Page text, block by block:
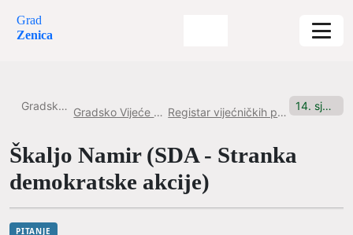
Grad
Zenica
Gradska uprava Gradsko Vijeće Grada Zenice Registar vijećničkih pitanja i inicijativa 14. sjednica, 5.12.2025. Pitanje br. 2
Škaljo Namir (SDA - Stranka
demokratske akcije)
PITANJE